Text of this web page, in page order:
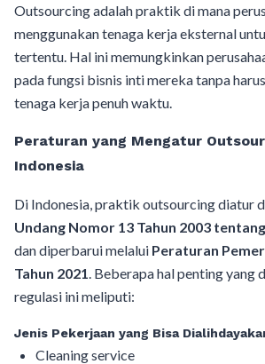
Outsourcing adalah praktik di mana
menggunakan tenaga kerja eksternal
tertentu. Hal ini memungkinkan
pada fungsi bisnis inti mereka tanpa
tenaga kerja penuh waktu.
Peraturan yang Mengatur
Indonesia
Di Indonesia, praktik outsourcing diatur
Undang Nomor 13 Tahun 2003
dan diperbarui melalui Peraturan
Tahun 2021 . Beberapa hal penting yang
regulasi ini meliputi:
Jenis Pekerjaan yang Bisa
Cleaning service